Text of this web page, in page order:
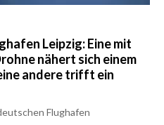
Leipzig: Eine mit
nähert sich einem
andere trifft ein
Flughafen